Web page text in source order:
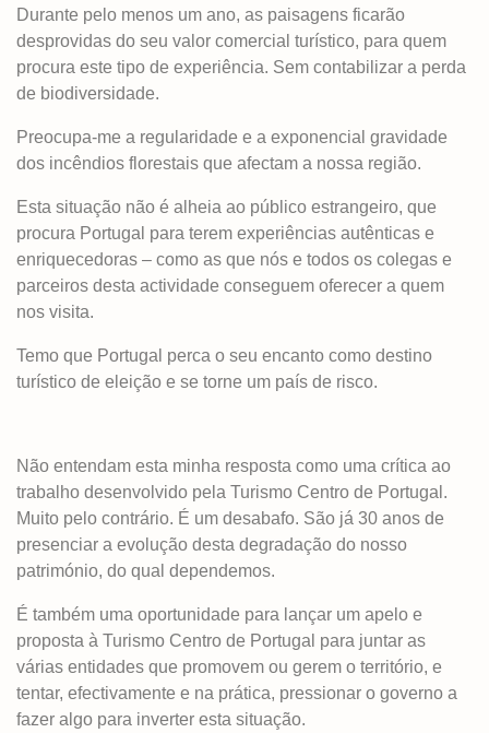
Durante pelo menos um ano, as paisagens ficarão
desprovidas do seu valor comercial turístico, para quem
procura este tipo de experiência. Sem contabilizar a perda
de biodiversidade.
Preocupa-me a regularidade e a exponencial gravidade
dos incêndios florestais que afectam a nossa região.
Esta situação não é alheia ao público estrangeiro, que
procura Portugal para terem experiências autênticas e
enriquecedoras – como as que nós e todos os colegas e
parceiros desta actividade conseguem oferecer a quem
nos visita.
Temo que Portugal perca o seu encanto como destino
turístico de eleição e se torne um país de risco.
Não entendam esta minha resposta como uma crítica ao
trabalho desenvolvido pela Turismo Centro de Portugal.
Muito pelo contrário. É um desabafo. São já 30 anos de
presenciar a evolução desta degradação do nosso
património, do qual dependemos.
É também uma oportunidade para lançar um apelo e
proposta à Turismo Centro de Portugal para juntar as
várias entidades que promovem ou gerem o território, e
tentar, efectivamente e na prática, pressionar o governo a
fazer algo para inverter esta situação.